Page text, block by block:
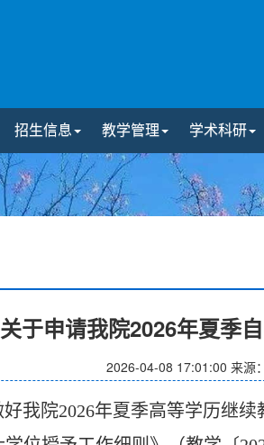
招生信息 教学管理 学术科研
关于申请我院2026年夏季
2026-04-08 17:01:00 来源：
好我院2026年夏季高等学历继